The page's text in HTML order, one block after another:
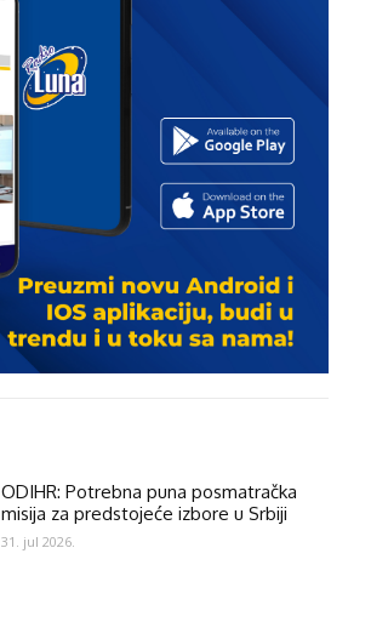
ODIHR: Potrebna puna posmatračka
misija za predstojeće izbore u Srbiji
31. jul 2026.